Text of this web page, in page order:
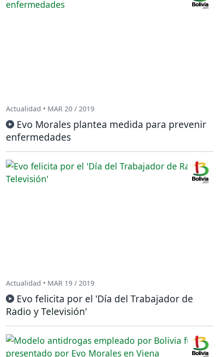
Actualidad • MAR 20 / 2019
Evo Morales plantea medida para prevenir
enfermedades
Actualidad • MAR 19 / 2019
Evo felicita por el 'Día del Trabajador de
Radio y Televisión'